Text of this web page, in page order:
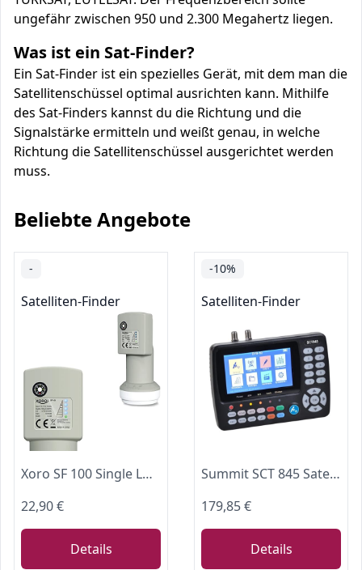
ungefähr zwischen 950 und 2.300 Megahertz liegen.
Was ist ein Sat-Finder?
Ein Sat-Finder ist ein spezielles Gerät, mit dem man die
Satellitenschüssel optimal ausrichten kann. Mithilfe
des Sat-Finders kannst du die Richtung und die
Signalstärke ermitteln und weißt genau, in welche
Richtung die Satellitenschüssel ausgerichtet werden
muss.
Beliebte Angebote
-
Satelliten-Finder
Xoro SF 100 Single LNB mit Satfinder & Kompass, für Camping & Wohnmobil
22,90 €
Details
-10%
Satelliten-Finder
Summit SCT 845 Satelliten Messgerät I Sat Finder für DVB-S/S2, DVB-T/T2
179,85 €
Details